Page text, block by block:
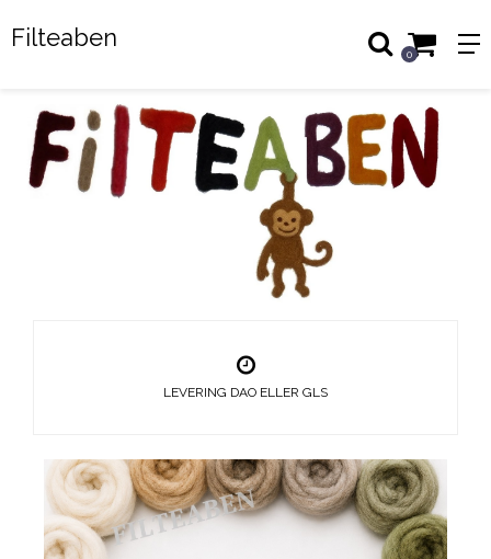
Filteaben
0
LEVERING DAO ELLER GLS